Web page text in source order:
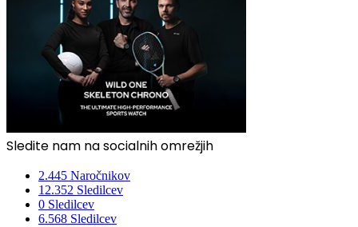
Sledite nam na socialnih omrežjih
2.445 Naročnikov
12.352 Sledilcev
0 Sledilcev
6.568 Sledilcev